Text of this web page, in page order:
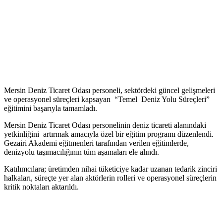
Mersin Deniz Ticaret Odası personeli, sektördeki güncel gelişmeleri
ve operasyonel süreçleri kapsayan “Temel Deniz Yolu Süreçleri”
eğitimini başarıyla tamamladı.
Mersin Deniz Ticaret Odası personelinin deniz ticareti alanındaki
yetkinliğini artırmak amacıyla özel bir eğitim programı düzenlendi.
Gezairi Akademi eğitmenleri tarafından verilen eğitimlerde,
denizyolu taşımacılığının tüm aşamaları ele alındı.
Katılımcılara; üretimden nihai tüketiciye kadar uzanan tedarik zinciri
halkaları, süreçte yer alan aktörlerin rolleri ve operasyonel süreçlerin
kritik noktaları aktarıldı.